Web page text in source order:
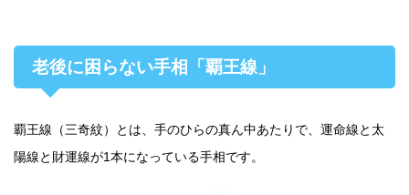
老後に困らない手相「覇王線」
覇王線（三奇紋）とは、手のひらの真ん中あたりで、運命線と太
陽線と財運線が1本になっている手相です。